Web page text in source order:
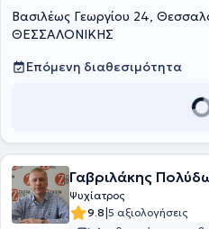
Βασιλέως Γεωργίου 24,
ΘΕΣΣΑΛΟΝΙΚΗΣ
Επόμενη διαθεσιμότητα
Γαβριλάκης
Ψυχίατρος
9.8|5 αξιολογήσεις